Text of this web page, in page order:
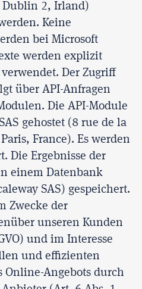
Dublin 2, Irland)
Keine
bei Microsoft
werden explizit
Der Zugriff
über API-Anfragen
Die API-Module
gehostet (8 rue de la
France). Es werden
Die Ergebnisse der
einem Datenbank
SAS) gespeichert.
Zwecke der
unseren Kunden
und im Interesse
und effizienten
Online-Angebots durch